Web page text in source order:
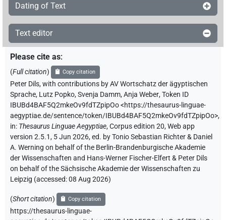
Dating of Text
Text editor
Please cite as:
(Full citation) Copy citation
Peter Dils,with contributions byAV Wortschatz der ägyptischen
Sprache, Lutz Popko,Svenja Damm,Anja Weber,Token ID
IBUBd4BAF5Q2mkeOv9fdTZpipOo<https://thesaurus-linguae-
aegyptiae.de/sentence/token/IBUBd4BAF5Q2mkeOv9fdTZpipOo>,
in: Thesaurus Linguae Aegyptiae,Corpus edition 20, Web app
version 2.5.1, 5 Jun 2026, ed. by Tonio Sebastian Richter & Daniel
A. Werning on behalf of the Berlin-Brandenburgische Akademie
der Wissenschaften and Hans-Werner Fischer-Elfert & Peter Dils
on behalf of the Sächsische Akademie der Wissenschaften zu
Leipzig (accessed:08 Aug 2026)
(Short citation) Copy citation
https://thesaurus-linguae-